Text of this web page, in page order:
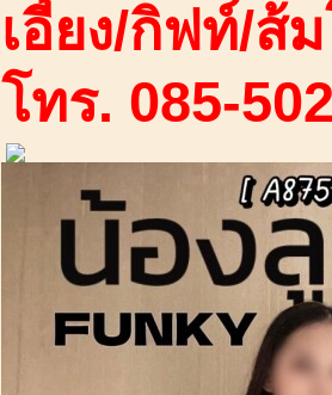
เอี้ยง/กิฟท์/ส้
โทร. 085-